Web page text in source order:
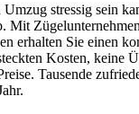
stressig sein
Mit
erhalten Sie einen
Kosten, keine
Tausende